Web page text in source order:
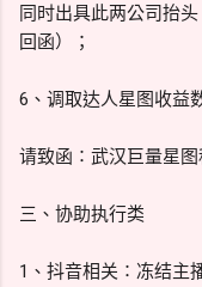
同时出具此两公司抬
回函）；
6、调取达人星图收益
请致函∶武汉巨量星图
三、协助执行类
1、抖音相关∶冻结主